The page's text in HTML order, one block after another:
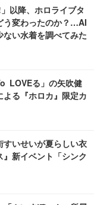
以降、ホロライブタ
う変わったのか？…AI
ない水着を調べてみた
LOVEる」の矢吹健
よる『ホロカ』限定カ
いせいが夏らしい衣
新イベント「シンク